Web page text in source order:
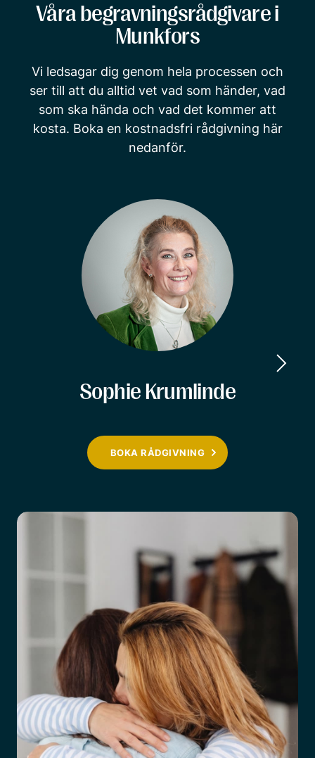
Våra begravningsrådgivare i
Munkfors
Vi ledsagar dig genom hela processen och
ser till att du alltid vet vad som händer, vad
som ska hända och vad det kommer att
kosta. Boka en kostnadsfri rådgivning här
nedanför.
Sophie Krumlinde
BOKA RÅDGIVNING